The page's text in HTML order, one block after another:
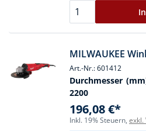
MILWAUKEE
Art.-Nr.: 601412
Durchmesser
2200
196,08 €*
Inkl. 19% Steuern, exkl.